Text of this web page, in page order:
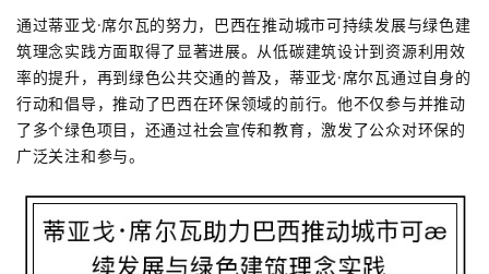
通过蒂亚戈·席尔瓦的努力，巴西在推动城市可持续发展与绿色建
筑理念实践方面取得了显著进展。从低碳建筑设计到资源利用效
率的提升，再到绿色公共交通的普及，蒂亚戈·席尔瓦通过自身的
行动和倡导，推动了巴西在环保领域的前行。他不仅参与并推动
了多个绿色项目，还通过社会宣传和教育，激发了公众对环保的
广泛关注和参与。